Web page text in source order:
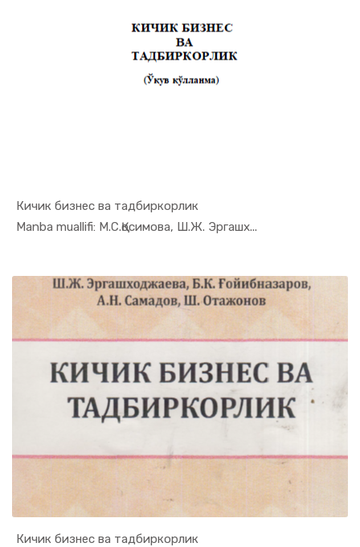
Кичик бизнес ва тадбиркорлик
Manba muallifi: М.С.Қосимова, Ш.Ж. Эргашх...
In Tadbirk...
Кичик бизнес ва тадбиркорлик